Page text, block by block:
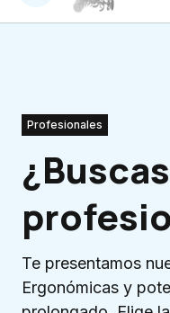
Profesionales
Te presentamos
Ergonómicas y